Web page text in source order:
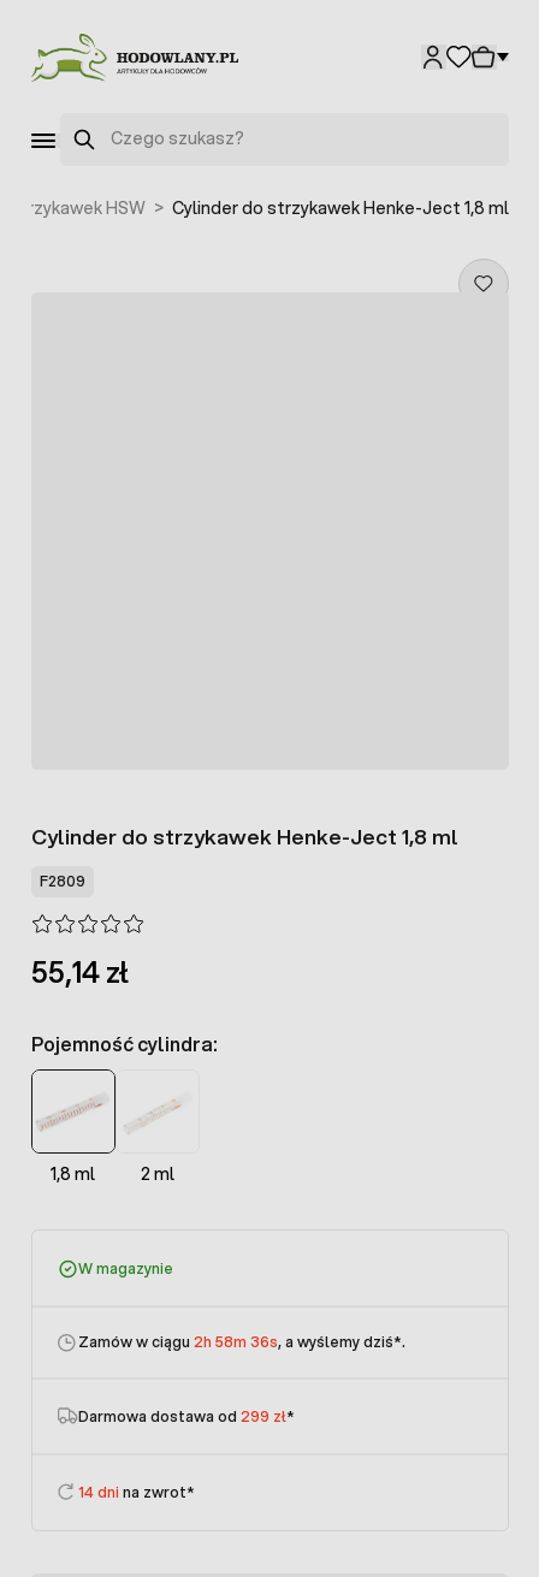
Szukaj
strzykawek HSW > Cylinder do strzykawek Henke-Ject 1,8 ml
Cylinder do strzykawek Henke-Ject 1,8 ml
F2809
55,14 zł
Pojemność cylindra:
1,8 ml 2 ml
W magazynie
Zamów w ciągu 2h 58m 36s, a wyślemy dziś*.
Darmowa dostawa od 299 zł*
14 dni na zwrot*